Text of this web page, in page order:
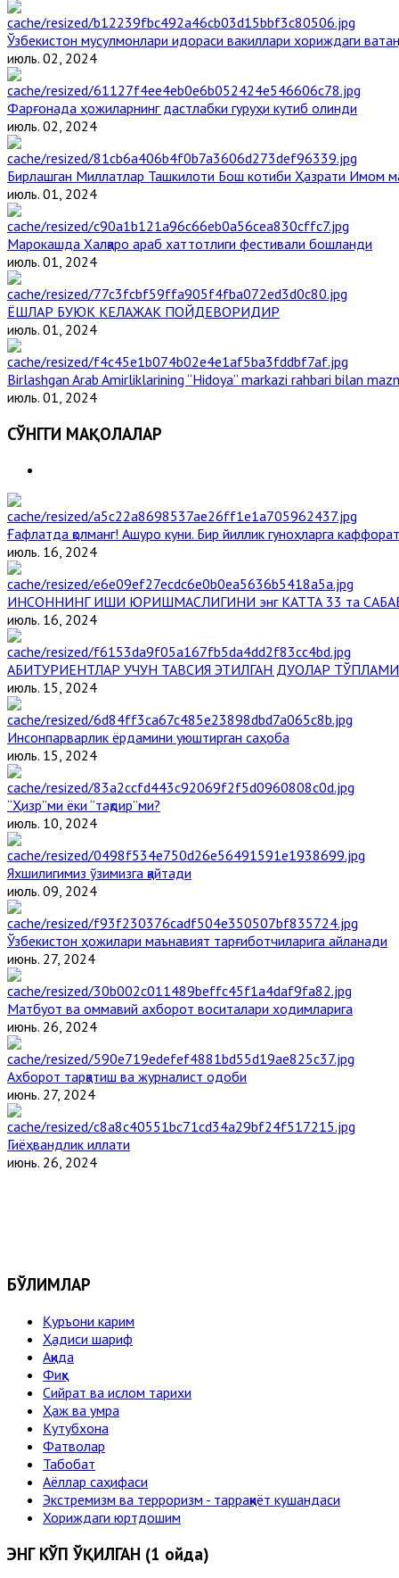
Ўзбекистон мусулмонлари идораси вакиллари хориждаги
июль. 02, 2024
Фарғонада ҳожиларнинг дастлабки гуруҳи кутиб олинди
июль. 02, 2024
Бирлашган Миллатлар Ташкилоти Бош котиби Ҳазрати Имом
июль. 01, 2024
Марокашда Халқаро араб хаттотлиги фестивали бошланди
июль. 01, 2024
ЁШЛАР БУЮК КЕЛАЖАК ПОЙДЕВОРИДИР
июль. 01, 2024
Birlashgan Arab Amirliklarining “Hidoya” markazi rahbari bilan
июль. 01, 2024
СЎНГГИ МАҚОЛАЛАР
Ғафлатда қолманг! Ашуро куни. Бир йиллик гуноҳларга
июль. 16, 2024
ИНСОННИНГ ИШИ ЮРИШМАСЛИГИНИ энг КАТТА 33 та
июль. 16, 2024
АБИТУРИЕНТЛАР УЧУН ТАВСИЯ ЭТИЛГАН ДУОЛАР ТЎПЛАМИ
июль. 15, 2024
Инсонпарварлик ёрдамини уюштирган саҳоба
июль. 15, 2024
“Ҳизр”ми ёки “тақдир”ми?
июль. 10, 2024
Яхшилигимиз ўзимизга қайтади
июль. 09, 2024
Ўзбекистон ҳожилари маънавият тарғиботчиларига айланади
июнь. 27, 2024
Матбуот ва оммавий ахборот воситалари ходимларига
июнь. 26, 2024
Ахборот тарқатиш ва журналист одоби
июнь. 27, 2024
Гиёҳвандлик иллати
июнь. 26, 2024
БЎЛИМЛАР
Қуръони карим
Ҳадиси шариф
Ақида
Фиқҳ
Сийрат ва ислом тарихи
Ҳаж ва умра
Кутубхона
Фатволар
Табобат
Аёллар саҳифаси
Экстремизм ва терроризм - тарраққиёт кушандаси
Хориждаги юртдошим
ЭНГ КЎП ЎҚИЛГАН (1 ойда)